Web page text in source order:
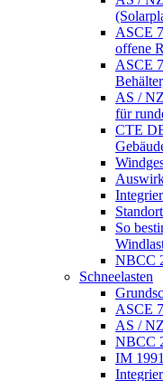
ASCE
offene
ASCE
AS /
für
CTE
So
NBCC
Schneelasten
ASCE
AS /
NBCC
IM